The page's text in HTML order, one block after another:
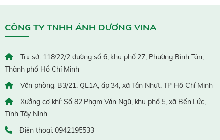
CÔNG TY TNHH ÁNH DƯƠNG VINA
Trụ sở: 118/22/2 đường số 6, khu phố 27, Phường Bình Tân,
Thành phố Hồ Chí Minh
Văn phòng: B3/21, QL1A, ấp 34, xã Tân Nhựt, TP Hồ Chí Minh
Xưởng cơ khí: Số 82 Phạm Văn Ngũ, khu phố 5, xã Bến Lức,
Tỉnh Tây Ninh
Điện thoại: 0942195533